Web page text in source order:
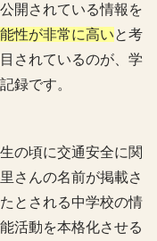
開されている情報を
性が非常に高いと考
されているのが、学
録です。
の頃に交通安全に関
さんの名前が掲載さ
とされる中学校の情
活動を本格化させる